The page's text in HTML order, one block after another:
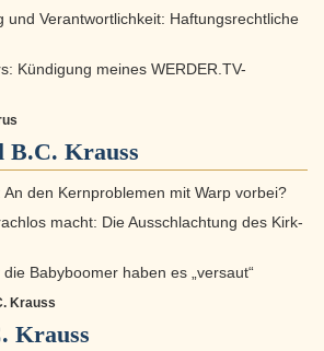
und Verantwortlichkeit: Haftungsrechtliche
Kündigung meines WERDER.TV-
B.C. Krauss
den Kernproblemen mit Warp vorbei?
macht: Die Ausschlachtung des Kirk-
Babyboomer haben es „versaut“
Krauss
Krauss